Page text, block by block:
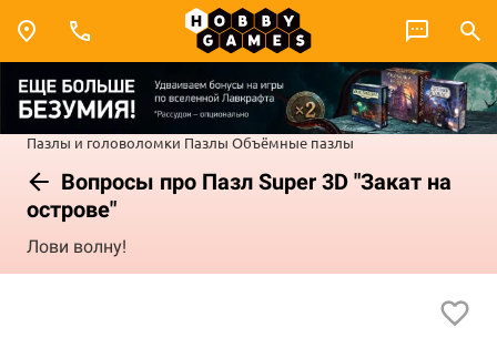
Пазлы и головоломки Пазлы Объёмные пазлы
Вопросы про Пазл Super 3D "Закат на
острове"
Лови волну!